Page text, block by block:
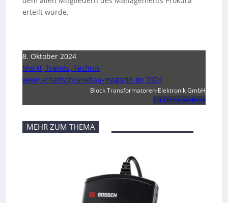
erteilt wurde.
8. Oktober 2024
Markt, Trends, Technik
www.schaltschrankbau-magazin.de 2024
Block Transformatoren-Elektronik GmbH
Zur Firmenwebsite
MEHR ZUM THEMA